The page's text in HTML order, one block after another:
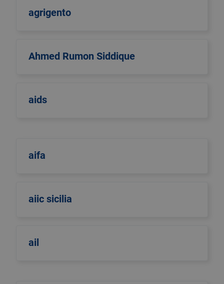
agrigento
Ahmed Rumon Siddique
aids
aifa
aiic sicilia
ail